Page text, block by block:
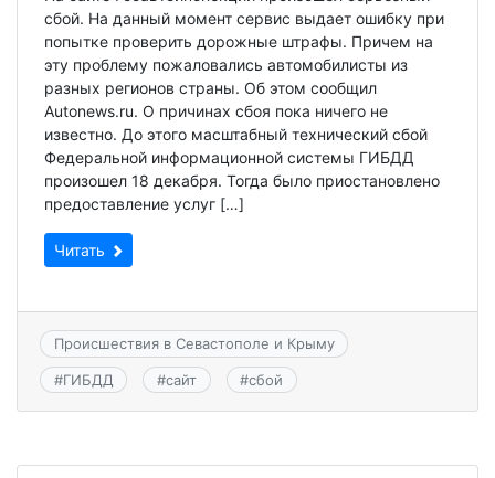
сбой. На данный момент сервис выдает ошибку при
попытке проверить дорожные штрафы. Причем на
эту проблему пожаловались автомобилисты из
разных регионов страны. Об этом сообщил
Autonews.ru. О причинах сбоя пока ничего не
известно. До этого масштабный технический сбой
Федеральной информационной системы ГИБДД
произошел 18 декабря. Тогда было приостановлено
предоставление услуг […]
Читать
Происшествия в Севастополе и Крыму
#ГИБДД #сайт #сбой